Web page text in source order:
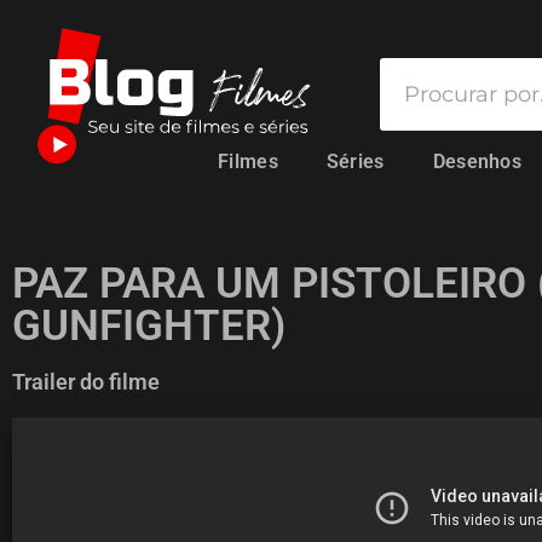
Filmes Séries Desenhos
PAZ PARA UM PISTOLEIRO
GUNFIGHTER)
Trailer do filme